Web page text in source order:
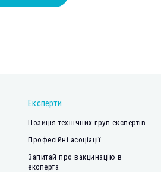
Експерти
Позиція технічних груп експертів
Професійні асоціації
Запитай про вакцинацію в
експерта